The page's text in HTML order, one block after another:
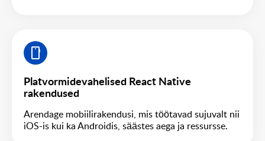
Platvormidevahelised React Native
rakendused
Arendage mobiilirakendusi, mis töötavad sujuvalt nii
iOS-is kui ka Androidis, säästes aega ja ressursse.